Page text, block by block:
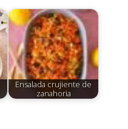
Ensalada crujiente de
zanahoria